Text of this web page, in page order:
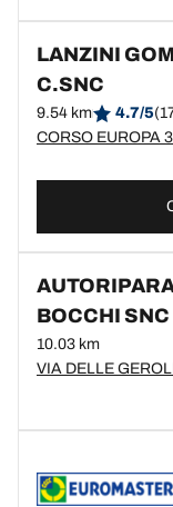
LANZINI
C.SNC
9.54 km 4.7/5
CORSO EUROPA
BOCCHI SNC
10.03 km
VIA DELLE